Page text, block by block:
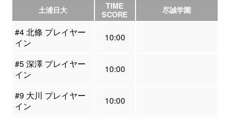
土浦日大
TIME
SCORE
尽誠学園
#4 北條 プレイヤー
イン
10:00
#5 深澤 プレイヤー
イン
10:00
#9 大川 プレイヤー
イン
10:00